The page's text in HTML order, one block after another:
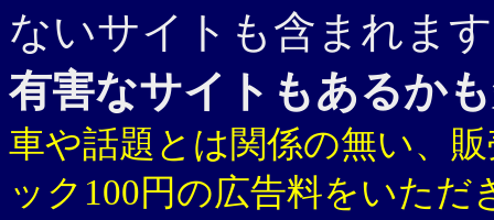
ないサイトも含まれま
有害なサイトもあるか
車や話題とは関係の無い、
ック100円の広告料をいただ